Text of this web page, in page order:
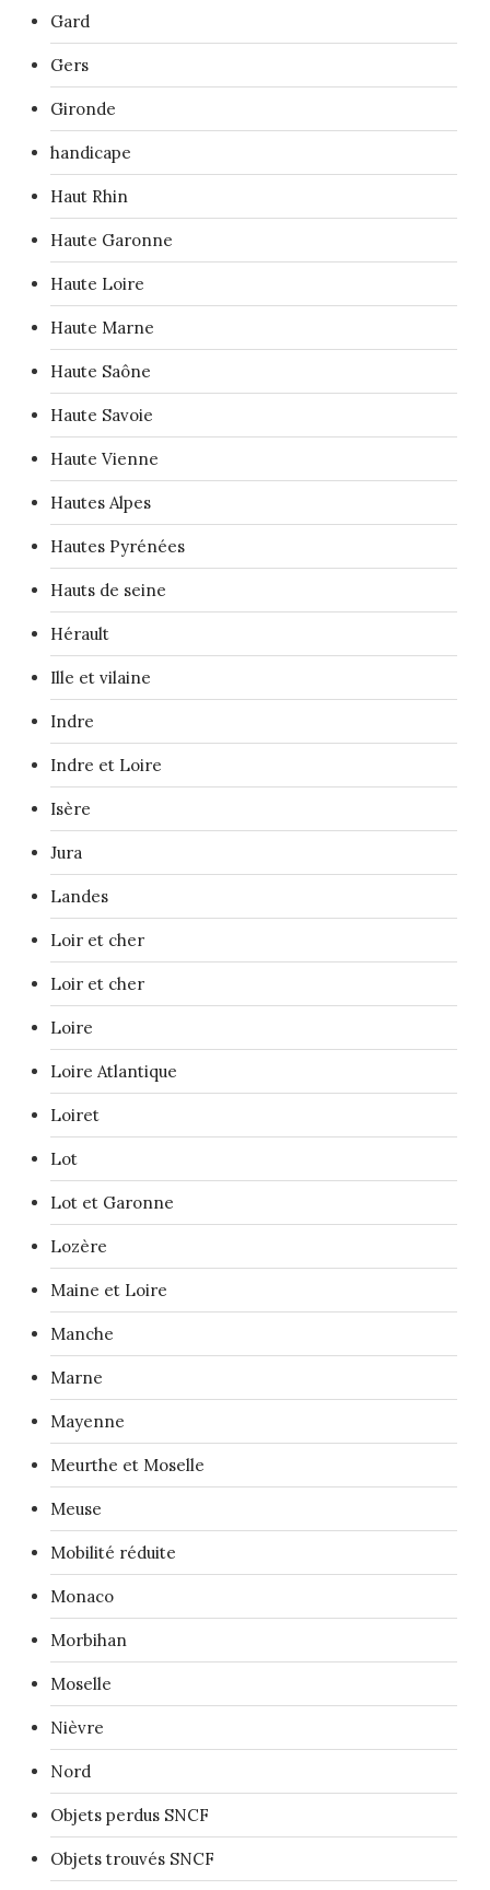
Gard
Gers
Gironde
handicape
Haut Rhin
Haute Garonne
Haute Loire
Haute Marne
Haute Saône
Haute Savoie
Haute Vienne
Hautes Alpes
Hautes Pyrénées
Hauts de seine
Hérault
Ille et vilaine
Indre
Indre et Loire
Isère
Jura
Landes
Loir et cher
Loir et cher
Loire
Loire Atlantique
Loiret
Lot
Lot et Garonne
Lozère
Maine et Loire
Manche
Marne
Mayenne
Meurthe et Moselle
Meuse
Mobilité réduite
Monaco
Morbihan
Moselle
Nièvre
Nord
Objets perdus SNCF
Objets trouvés SNCF